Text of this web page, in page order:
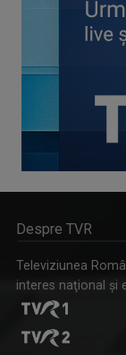
Despre TVR
Televiziunea
interes naţional şi